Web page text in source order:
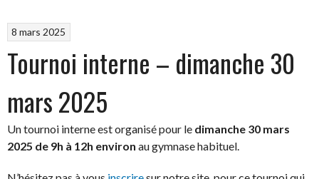
8 mars 2025
Tournoi interne – dimanche 30
mars 2025
Un tournoi interne est organisé pour le dimanche 30 mars
2025 de 9h à 12h environ au gymnase habituel.